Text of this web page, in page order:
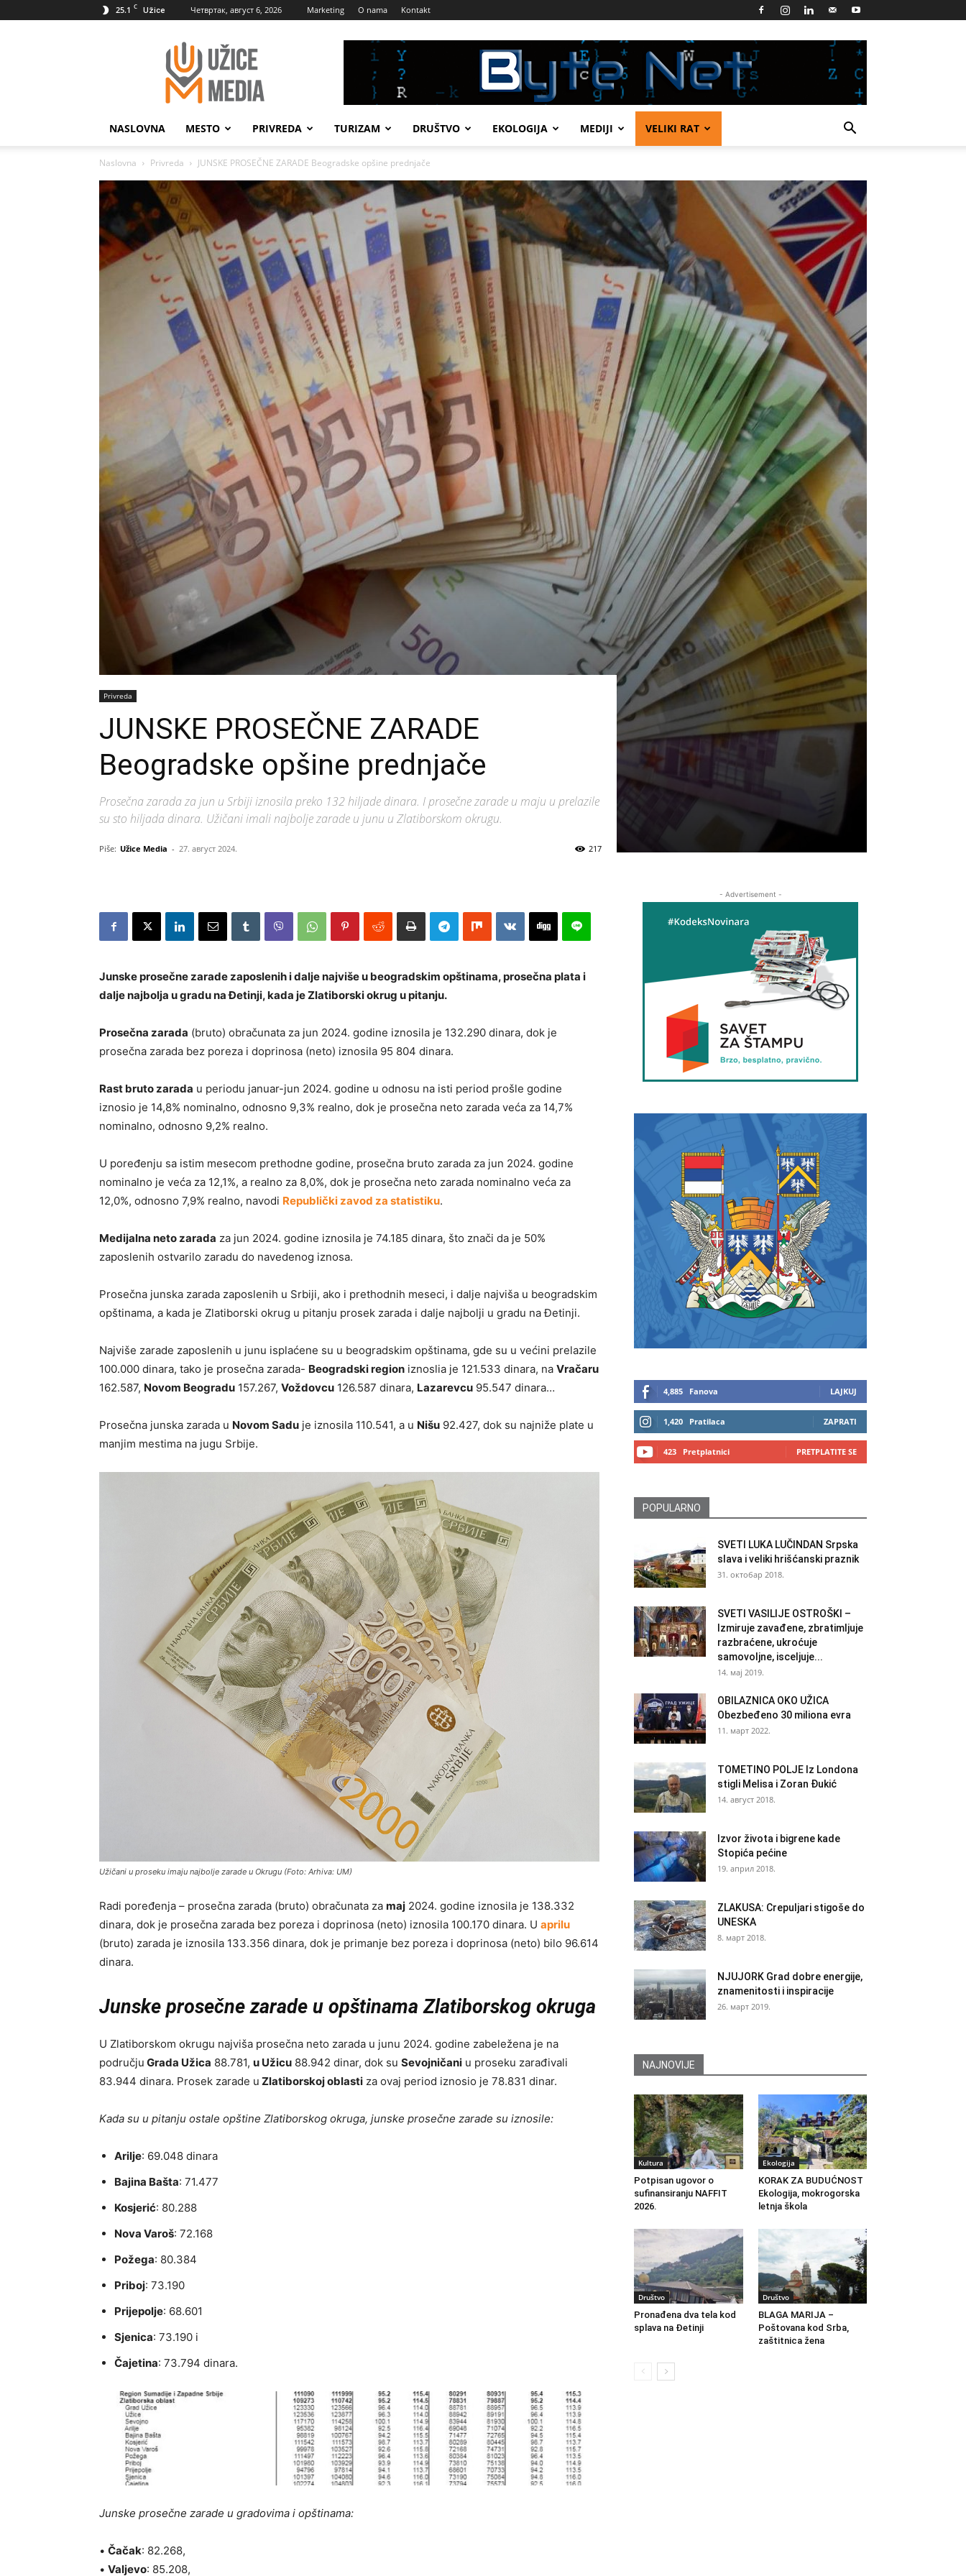
25.1 C Užice Четвртак, август 6, 2026 Marketing O nama Kontakt
UžiceMedia
NASLOVNA MESTO PRIVREDA TURIZAM DRUŠTVO EKOLOGIJA MEDIJI VELIKI RAT
Naslovna Privreda JUNSKE PROSEČNE ZARADE Beogradske opšine prednjače
Privreda
JUNSKE PROSEČNE ZARADE
Beogradske opšine prednjače
Prosečna zarada za jun u Srbiji iznosila preko 132 hiljade dinara. I prosečne zarade u maju u prelazile
su sto hiljada dinara. Užičani imali najbolje zarade u junu u Zlatiborskom okrugu.
Piše: Užice Media - 27. август 2024. 217
Junske prosečne zarade zaposlenih i dalje najviše u beogradskim opštinama, prosečna plata i
dalje najbolja u gradu na Đetinji, kada je Zlatiborski okrug u pitanju.
Prosečna zarada (bruto) obračunata za jun 2024. godine iznosila je 132.290 dinara, dok je
prosečna zarada bez poreza i doprinosa (neto) iznosila 95 804 dinara.
Rast bruto zarada u periodu januar-jun 2024. godine u odnosu na isti period prošle godine
iznosio je 14,8% nominalno, odnosno 9,3% realno, dok je prosečna neto zarada veća za 14,7%
nominalno, odnosno 9,2% realno.
U poređenju sa istim mesecom prethodne godine, prosečna bruto zarada za jun 2024. godine
nominalno je veća za 12,1%, a realno za 8,0%, dok je prosečna neto zarada nominalno veća za
12,0%, odnosno 7,9% realno, navodi Republički zavod za statistiku.
Medijalna neto zarada za jun 2024. godine iznosila je 74.185 dinara, što znači da je 50%
zaposlenih ostvarilo zaradu do navedenog iznosa.
Prosečna junska zarada zaposlenih u Srbiji, ako i prethodnih meseci, i dalje najviša u beogradskim
opštinama, a kada je Zlatiborski okrug u pitanju prosek zarada i dalje najbolji u gradu na Đetinji.
Najviše zarade zaposlenih u junu isplaćene su u beogradskim opštinama, gde su u većini prelazile
100.000 dinara, tako je prosečna zarada- Beogradski region iznoslia je 121.533 dinara, na Vračaru
162.587, Novom Beogradu 157.267, Voždovcu 126.587 dinara, Lazarevcu 95.547 dinara…
Prosečna junska zarada u Novom Sadu je iznosila 110.541, a u Nišu 92.427, dok su najniže plate u
manjim mestima na jugu Srbije.
Užičani u proseku imaju najbolje zarade u Okrugu (Foto: Arhiva: UM)
Radi poređenja – prosečna zarada (bruto) obračunata za maj 2024. godine iznosila je 138.332
dinara, dok je prosečna zarada bez poreza i doprinosa (neto) iznosila 100.170 dinara. U aprilu
(bruto) zarada je iznosila 133.356 dinara, dok je primanje bez poreza i doprinosa (neto) bilo 96.614
dinara.
Junske prosečne zarade u opštinama Zlatiborskog okruga
U Zlatiborskom okrugu najviša prosečna neto zarada u junu 2024. godine zabeležena je na
području Grada Užica 88.781, u Užicu 88.942 dinar, dok su Sevojničani u proseku zarađivali
83.944 dinara. Prosek zarade u Zlatiborskoj oblasti za ovaj period iznosio je 78.831 dinar.
Kada su u pitanju ostale opštine Zlatiborskog okruga, junske prosečne zarade su iznosile:
Arilje: 69.048 dinara
Bajina Bašta: 71.477
Kosjerić: 80.288
Nova Varoš: 72.168
Požega: 80.384
Priboj: 73.190
Prijepolje: 68.601
Sjenica: 73.190 i
Čajetina: 73.794 dinara.
Junske prosečne zarade u gradovima i opštinama:
• Čačak: 82.268,
• Valjevo: 85.208,
- Advertisement -
4,885 Fanova LAJKUJ
1,420 Pratilaca ZAPRATI
423 Pretplatnici PRETPLATITE SE
POPULARNO
SVETI LUKA LUČINDAN Srpska
slava i veliki hrišćanski praznik
31. октобар 2018.
SVETI VASILIJE OSTROŠKI –
Izmiruje zavađene, zbratimljuje
razbraćene, ukroćuje
samovoljne, isceljuje...
14. мај 2019.
OBILAZNICA OKO UŽICA
Obezbeđeno 30 miliona evra
11. март 2022.
TOMETINO POLJE Iz Londona
stigli Melisa i Zoran Đukić
14. август 2018.
Izvor života i bigrene kade
Stopića pećine
19. април 2018.
ZLAKUSA: Crepuljari stigoše do
UNESKA
8. март 2018.
NJUJORK Grad dobre energije,
znamenitosti i inspiracije
26. март 2019.
NAJNOVIJE
Kultura
Potpisan ugovor o
sufinansiranju NAFFIT
2026.
Ekologija
KORAK ZA BUDUĆNOST
Ekologija, mokrogorska
letnja škola
Društvo
Pronađena dva tela kod
splava na Đetinji
Društvo
BLAGA MARIJA –
Poštovana kod Srba,
zaštitnica žena